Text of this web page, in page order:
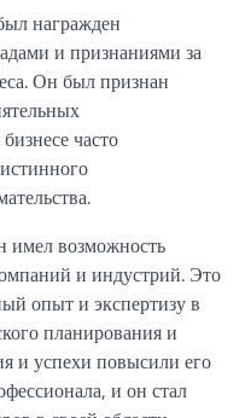
награжден
и признаниями за
Он был признан
часто
имел возможность
и индустрий. Это
опыт и экспертизу в
планирования и
и успехи повысили его
и он стал